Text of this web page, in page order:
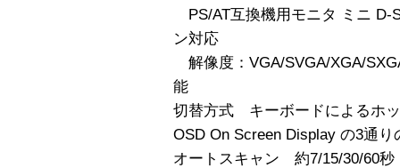
PS/AT互換機用モニタ ミニ D-
ン対応
解像度：VGA/SVGA/XGA/
能
切替方式 キーボードによるホ
OSD On Screen Display の3通り
オートスキャン 約7/15/30/60秒